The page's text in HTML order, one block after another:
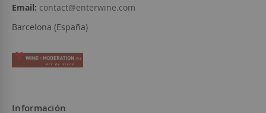
Email: contact@enterwine.com
Barcelona (España)
Información